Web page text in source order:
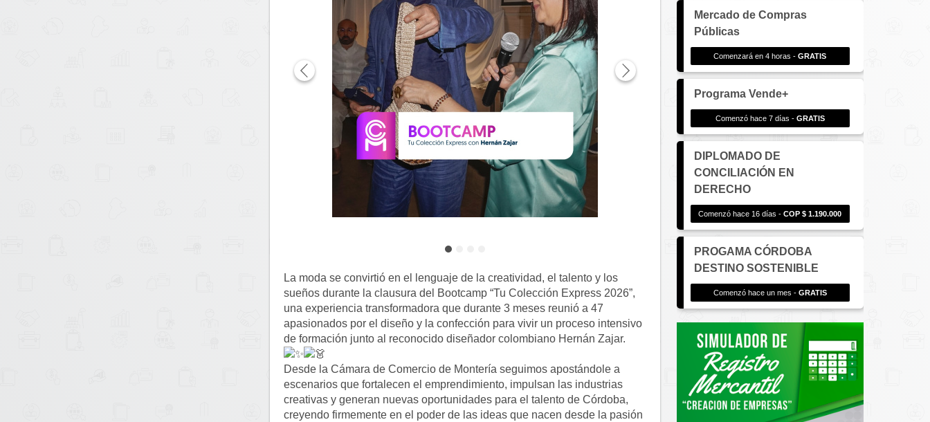
La moda se convirtió en el lenguaje de la creatividad, el talento y los
sueños durante la clausura del Bootcamp “Tu Colección Express 2026”,
una experiencia transformadora que durante 3 meses reunió a 47
apasionados por el diseño y la confección para vivir un proceso intensivo
de formación junto al reconocido diseñador colombiano Hernán Zajar.
Desde la Cámara de Comercio de Montería seguimos apostándole a
escenarios que fortalecen el emprendimiento, impulsan las industrias
creativas y generan nuevas oportunidades para el talento de Córdoba,
creyendo firmemente en el poder de las ideas que nacen desde la pasión
Mercado de Compras
Públicas
Comenzará en 4 horas -GRATIS
Programa Vende+
Comenzó hace 7 días - GRATIS
DIPLOMADO DE
CONCILIACIÓN EN
DERECHO
Comenzó hace 16 días -COP $ 1.190.000
PROGAMA CÓRDOBA
DESTINO SOSTENIBLE
Comenzó hace un mes - GRATIS